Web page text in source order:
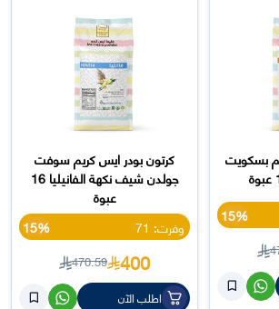
بسكويت
15%
كرتون بودر ايس كريم سوفت
جولدن شيف نكهة الفانيليا 16
عبوة
وفرت: 71
15%
400
470.59
اطلب الآن